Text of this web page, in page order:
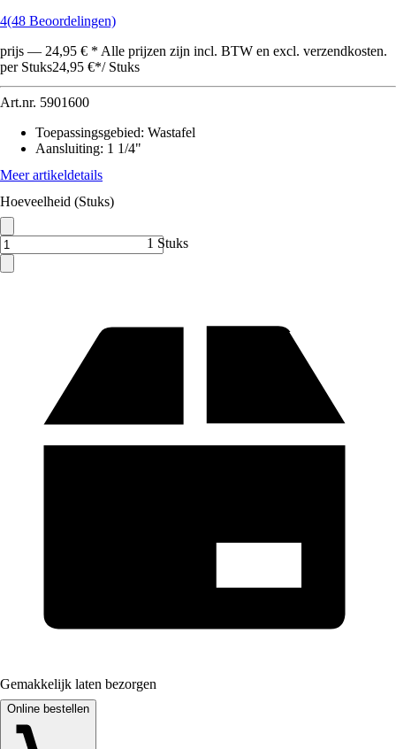
4(48 Beoordelingen)
prijs — 24,95 € * Alle prijzen zijn incl. BTW en excl. verzendkosten.
per Stuks24,95 €*/ Stuks
Art.nr. 5901600
Toepassingsgebied: Wastafel
Aansluiting: 1 1/4"
Meer artikeldetails
Hoeveelheid (Stuks)
1 Stuks
Gemakkelijk laten bezorgen
Online bestellen